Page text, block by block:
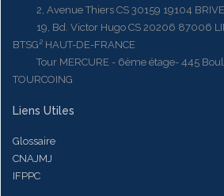
2, Avenue Thiers CS 30159 19104 BRIVE
19, Bd. Victor Hugo CS 20206 87006
BTSG² HAUT-DE-FRANCE
Tour MERCURE - 6ème étage- 445
TOURCOING
Liens Utiles
Glossaire
CNAJMJ
IFPPC